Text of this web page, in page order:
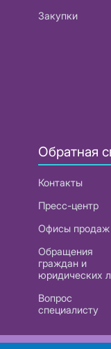
Закупки
Обратная
Контакты
Пресс-центр
Офисы продаж
Обращения
граждан и
юридических
Вопрос
специалисту